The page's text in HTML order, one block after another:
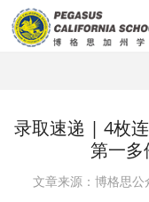
录取速递 | 4枚
第一
文章来源：博格思